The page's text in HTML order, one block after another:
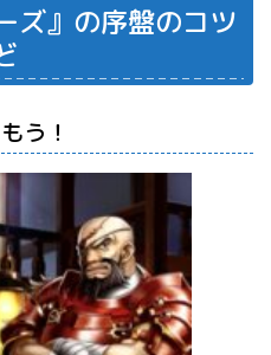
ズ』の序盤のコツ
う！